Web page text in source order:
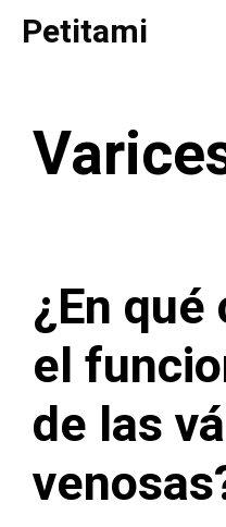
SaltarPetitami
¿En
el
de las